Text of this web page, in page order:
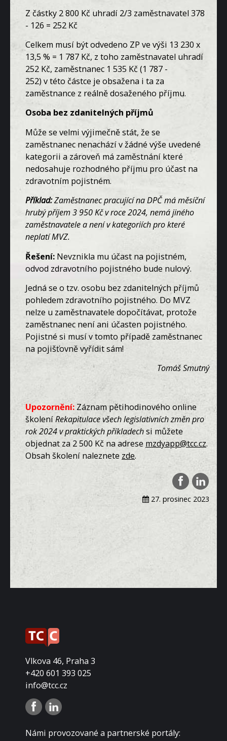
Z částky 2 800 Kč uhradí 2/3 zaměstnavatel 378
- 126 = 252 Kč
Celkem musí být odvedeno ZP ve výši 13 230 x
13,5 % = 1 787 Kč, z toho zaměstnavatel uhradí
252 Kč, zaměstnanec 1 535 Kč (1 787 -
252) v této částce je obsažena i ta za
zaměstnance z reálně dosaženého příjmu.
Osoba bez zdanitelných příjmů
Může se velmi výjimečně stát, že se
zaměstnanec nenachází v žádné výše uvedené
kategorii a zároveň má zaměstnání které
nedosahuje rozhodného příjmu pro účast na
zdravotním pojistném.
Příklad:Zaměstnanec pracující na DPČ má měsíční
hrubý příjem 3 950 Kč v roce 2024, nemá jiného
zaměstnavatele a není v kategoriích pro které
neplatí MVZ.
Řešení: Nevznikla mu účast na pojistném,
odvod zdravotního pojistného bude nulový.
Jedná se o tzv. osobu bez zdanitelných příjmů
pohledem zdravotního pojistného. Do MVZ
nelze u zaměstnavatele dopočítávat, protože
zaměstnanec není ani účasten pojistného.
Pojistné si musí v tomto případě zaměstnanec
na pojišťovně vyřídit sám!
Tomáš Smutný
Upozornění: Záznam pětihodinového online
školeníRekapitulace všech legislativních změn pro
rok 2024 v praktických příkladechsi můžete
objednat za 2 500 Kč na adrese mzdyapp@tcc.cz.
Obsah školení naleznete zde.
27. prosinec 2023
Vlkova 46, Praha 3
+420 601 393 025
info@tcc.cz
Námi provozované a partnerské portály: